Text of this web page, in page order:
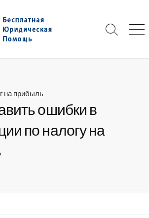
Search
на прибыль
ошибки в
по налогу на